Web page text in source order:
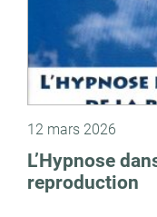
12 mars 2026
L’Hypnose
reproduction